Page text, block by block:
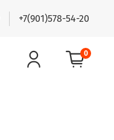
+7(901)578-54-20
0